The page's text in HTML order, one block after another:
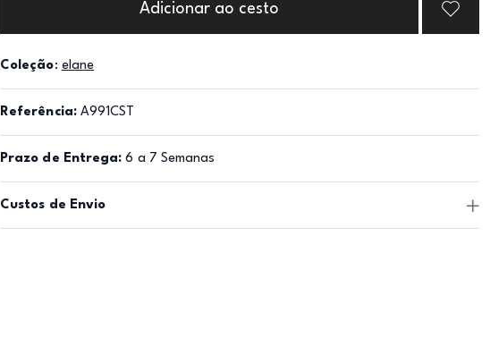
Adicionar ao cesto
Coleção: elane
Referência: A991CST
Prazo de Entrega: 6 a 7 Semanas
Custos de Envio